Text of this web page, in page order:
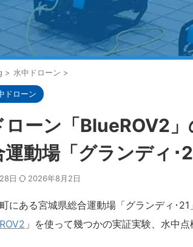
> 水中ドローン >
ドローン
ローン「BlueROV2
動場「グランディ･
日 2026年8月2日
にある宮城県総合運動場「グランディ･21
」を使って幾つかの実証実験、水中